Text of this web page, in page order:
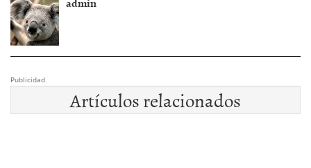
Publicidad
Artículos relacionados